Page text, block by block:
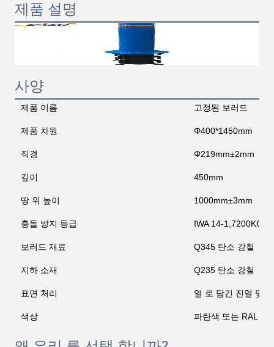
제품 설명
사양
제품 이름 고정된 보러드
제품 차원 Φ400*1450mm
직경 Φ219mm±2mm
깊이 450mm
땅 위 높이 1000mm±3mm
충돌 방지 등급 IWA 14-1,7200KG/
보러드 재료 Q345 탄소 강철
지하 소재 Q235 탄소 강철
표면 처리 열 로 담긴 진열 및
색상 파란색 또는 RAL